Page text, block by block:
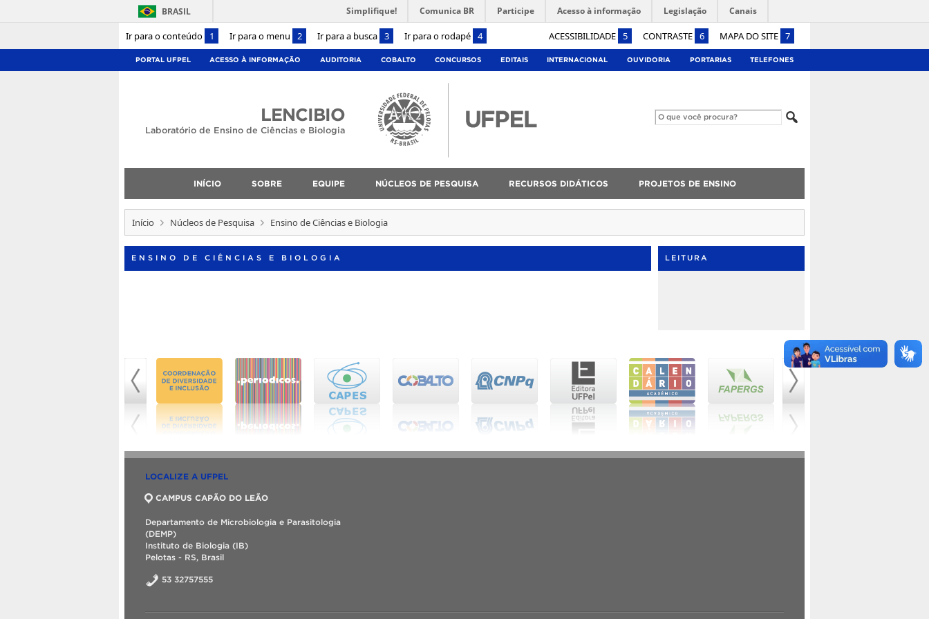
Ir para o conteúdo 1 Ir para o menu 2 Ir para a busca 3 Ir para o rodapé 4 ACESSIBILIDADE 5 CONTRASTE 6 MAPA DO SITE 7
BRASIL Simplifique! Comunica BR Participe Acesso à informação Legislação Canais
PORTAL UFPEL ACESSO À INFORMAÇÃO AUDITORIA COBALTO CONCURSOS EDITAIS INTERNACIONAL OUVIDORIA PORTARIAS TELEFONES
LENCIBIO
Laboratório de Ensino de Ciências e Biologia
INÍCIO SOBRE EQUIPE NÚCLEOS DE PESQUISA RECURSOS DIDÁTICOS PROJETOS DE ENSINO
Início Núcleos de Pesquisa Ensino de Ciências e Biologia
ENSINO DE CIÊNCIAS E BIOLOGIA LEITURA
LOCALIZE A UFPEL
CAMPUS CAPÃO DO LEÃO
Departamento de Microbiologia e Parasitologia
(DEMP)
Instituto de Biologia (IB)
Pelotas - RS, Brasil
53 32757555